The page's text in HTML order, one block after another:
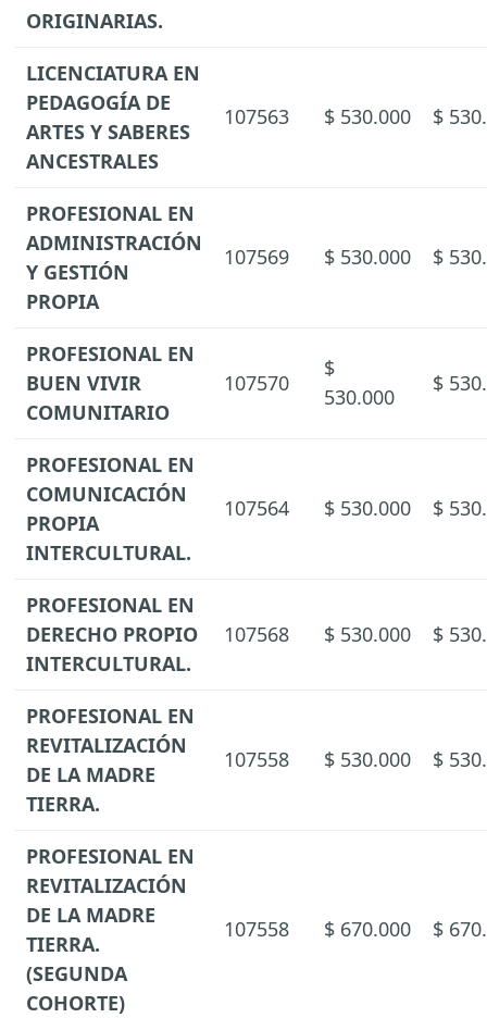
ORIGINARIAS.
LICENCIATURA EN
PEDAGOGÍA DE
ARTES Y SABERES
ANCESTRALES
107563 $ 530.000 $
PROFESIONAL EN
ADMINISTRACIÓN
Y GESTIÓN
PROPIA
107569 $ 530.000 $
PROFESIONAL EN
BUEN VIVIR
COMUNITARIO
107570
$
530.000
$
PROFESIONAL EN
COMUNICACIÓN
PROPIA
INTERCULTURAL.
107564 $ 530.000 $
PROFESIONAL EN
DERECHO PROPIO
INTERCULTURAL.
107568 $ 530.000 $
PROFESIONAL EN
REVITALIZACIÓN
DE LA MADRE
TIERRA.
107558 $ 530.000 $
PROFESIONAL EN
REVITALIZACIÓN
DE LA MADRE
TIERRA.
(SEGUNDA
COHORTE)
107558 $ 670.000 $